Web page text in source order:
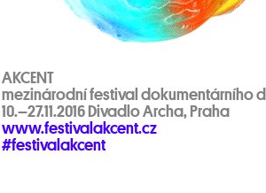
AKCENT
mezinárodní festival dokumentárního
10.–27.11.2016 Divadlo Archa, Praha
www.festivalakcent.cz
#festivalakcent